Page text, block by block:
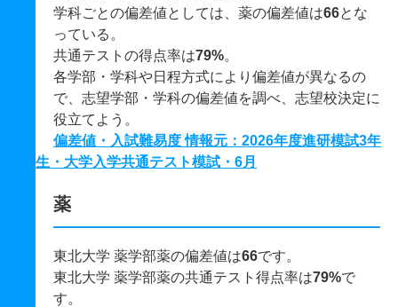
学科ごとの偏差値としては、薬の偏差値は66とな
っている。
共通テストの得点率は79%。
各学部・学科や日程方式により偏差値が異なるの
で、志望学部・学科の偏差値を調べ、志望校決定に
役立てよう。
偏差値・入試難易度 情報元：2026年度進研模試3年
生・大学入学共通テスト模試・6月
薬
東北大学 薬学部薬の偏差値は66です。
東北大学 薬学部薬の共通テスト得点率は79%で
す。